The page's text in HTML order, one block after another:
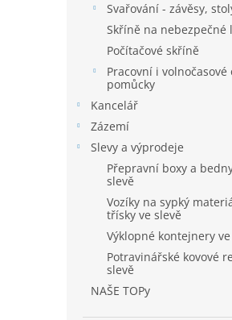
Svařování - závěsy,
Skříně na nebezpečné
Počítačové skříně
Pracovní i volnočasové
pomůcky
Kancelář
Zázemí
Slevy a výprodeje
Přepravní boxy a bedny
slevě
Vozíky na sypký
třísky ve slevě
Výklopné kontejnery
Potravinářské kovové
slevě
NAŠE TOPy